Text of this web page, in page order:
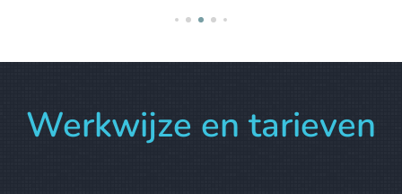
Werkwijze en tarieven